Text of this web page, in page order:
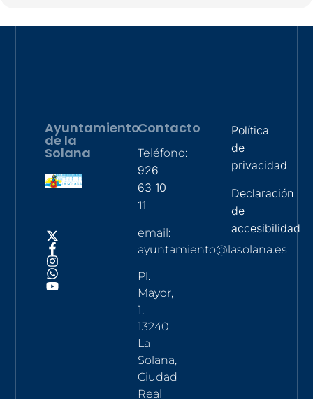
Ayuntamiento
de la
Solana
Contacto
Teléfono:
926
63 10
11
email:
ayuntamiento@lasolana.es
Pl.
Mayor,
1,
13240
La
Solana,
Ciudad
Real
Política
de
privacidad
Declaración
de
accesibilidad